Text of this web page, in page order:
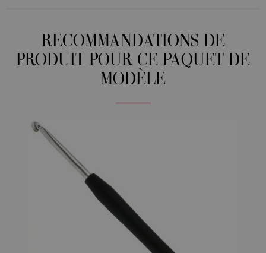
RECOMMANDATIONS DE
PRODUIT POUR CE PAQUET DE
MODÈLE